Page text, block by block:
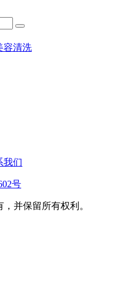
容清洗
我们
号
并保留所有权利。